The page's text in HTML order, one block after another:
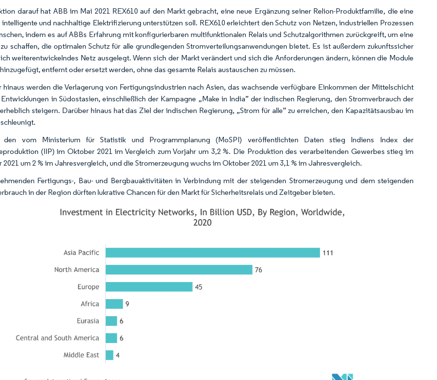
darauf hat ABB im Mai 2021 REX610 auf den Markt gebracht, eine neue Ergänzung seiner Relion-Produktfamilie, die eine
und nachhaltige Elektrifizierung unterstützen soll. REX610 erleichtert den Schutz von Netzen, industriellen Prozessen
indem es auf ABBs Erfahrung mit konfigurierbaren multifunktionalen Relais und Schutzalgorithmen zurückgreift, um eine
schaffen, die optimalen Schutz für alle grundlegenden Stromverteilungsanwendungen bietet. Es ist außerdem zukunftssicher
weiterentwickelndes Netz ausgelegt. Wenn sich der Markt verändert und sich die Anforderungen ändern, können die Module
entfernt oder ersetzt werden, ohne das gesamte Relais austauschen zu müssen.
hinaus werden die Verlagerung von Fertigungsindustrien nach Asien, das wachsende verfügbare Einkommen der Mittelschicht
in Südostasien, einschließlich der Kampagne „Make in India” der indischen Regierung, den Stromverbrauch der
steigern. Darüber hinaus hat das Ziel der indischen Regierung, „Strom für alle” zu erreichen, den Kapazitätsausbau im
den vom Ministerium für Statistik und Programmplanung (MoSPI) veröffentlichten Daten stieg Indiens Index der
(IIP) im Oktober 2021 im Vergleich zum Vorjahr um 3,2 %. Die Produktion des verarbeitenden Gewerbes stieg im
2021 um 2 % im Jahresvergleich, und die Stromerzeugung wuchs im Oktober 2021 um 3,1 % im Jahresvergleich.
Fertigungs-, Bau- und Bergbauaktivitäten in Verbindung mit der steigenden Stromerzeugung und dem steigenden
in der Region dürften lukrative Chancen für den Markt für Sicherheitsrelais und Zeitgeber bieten.